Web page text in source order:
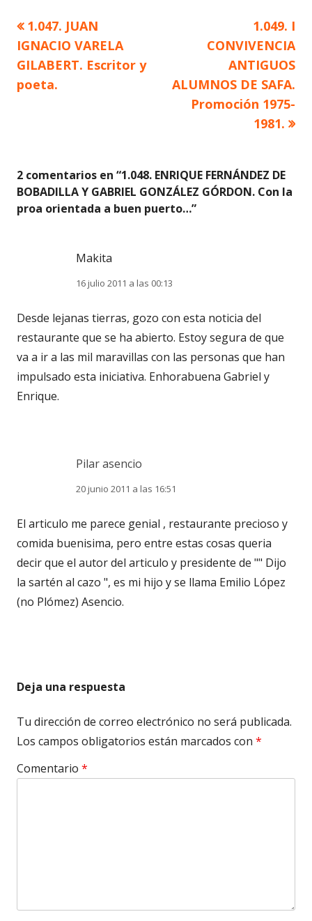
Navegación
de
entradas
Artículo
anterior
1.047. JUAN
IGNACIO VARELA
GILABERT. Escritor y
poeta.
Artículo
siguiente
1.049. I
CONVIVENCIA
ANTIGUOS
ALUMNOS DE SAFA.
Promoción 1975-
1981.
2 comentarios en “1.048. ENRIQUE FERNÁNDEZ DE
BOBADILLA Y GABRIEL GONZÁLEZ GÓRDON. Con la
proa orientada a buen puerto…”
Makita
16 julio 2011 a las 00:13
Desde lejanas tierras, gozo con esta noticia del
restaurante que se ha abierto. Estoy segura de que
va a ir a las mil maravillas con las personas que han
impulsado esta iniciativa. Enhorabuena Gabriel y
Enrique.
Pilar asencio
20 junio 2011 a las 16:51
El articulo me parece genial , restaurante precioso y
comida buenisima, pero entre estas cosas queria
decir que el autor del articulo y presidente de "" Dijo
la sartén al cazo ", es mi hijo y se llama Emilio López
(no Plómez) Asencio.
Deja una respuesta
Tu dirección de correo electrónico no será publicada.
Los campos obligatorios están marcados con *
Comentario *